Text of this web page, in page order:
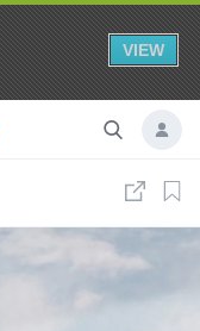
VIEW